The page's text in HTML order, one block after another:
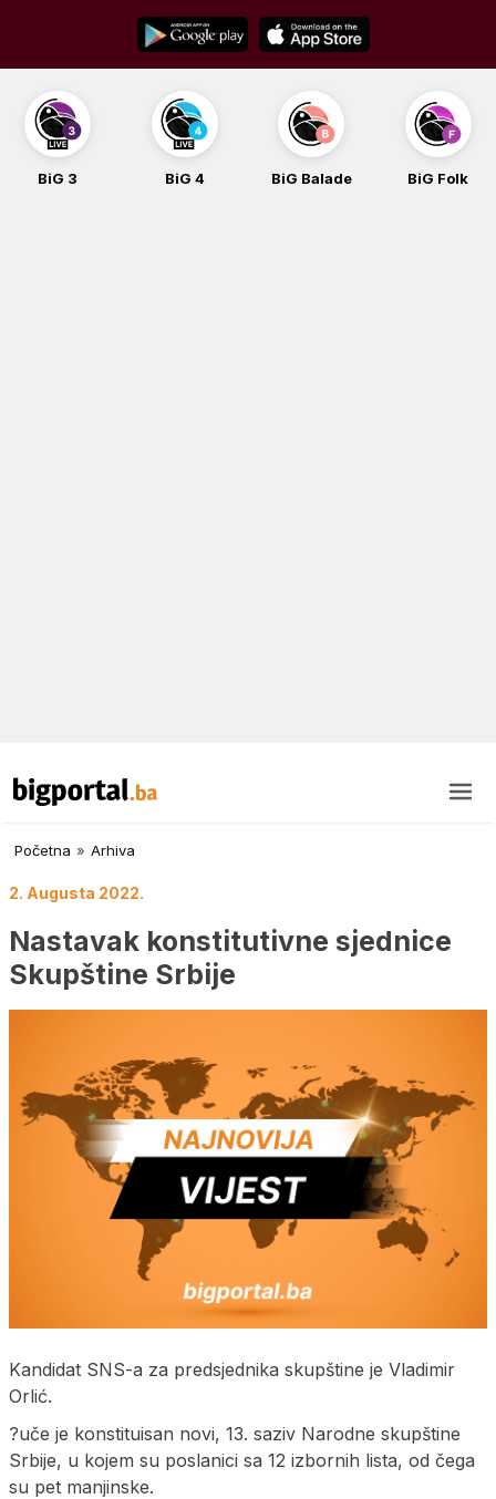
content
BiG 3 BiG 4 BiG Balade BiG Folk
Početna » Arhiva
2. Augusta 2022.
Nastavak konstitutivne sjednice
Skupštine Srbije
Kandidat SNS-a za predsjednika skupštine je Vladimir
Orlić.
?uče je konstituisan novi, 13. saziv Narodne skupštine
Srbije, u kojem su poslanici sa 12 izbornih lista, od čega
su pet manjinske.